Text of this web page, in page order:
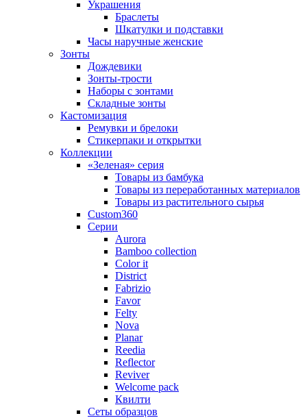
Украшения
Браслеты
Шкатулки и подставки
Часы наручные женские
Зонты
Дождевики
Зонты-трости
Наборы с зонтами
Складные зонты
Кастомизация
Ремувки и брелоки
Стикерпаки и открытки
Коллекции
«Зеленая» серия
Товары из бамбука
Товары из переработанных материалов
Товары из растительного сырья
Custom360
Серии
Aurora
Bamboo collection
Color it
District
Fabrizio
Favor
Felty
Nova
Planar
Reedia
Reflector
Reviver
Welcome pack
Квилти
Сеты образцов